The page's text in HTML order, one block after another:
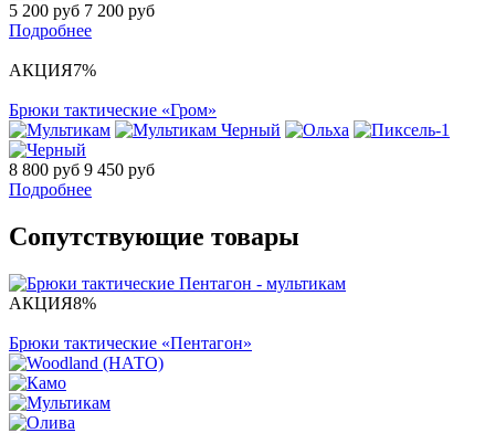
5 200 руб 7 200 руб
Подробнее
АКЦИЯ7%
Брюки тактические «Гром»
8 800 руб 9 450 руб
Подробнее
Сопутствующие товары
АКЦИЯ8%
Брюки тактические «Пентагон»